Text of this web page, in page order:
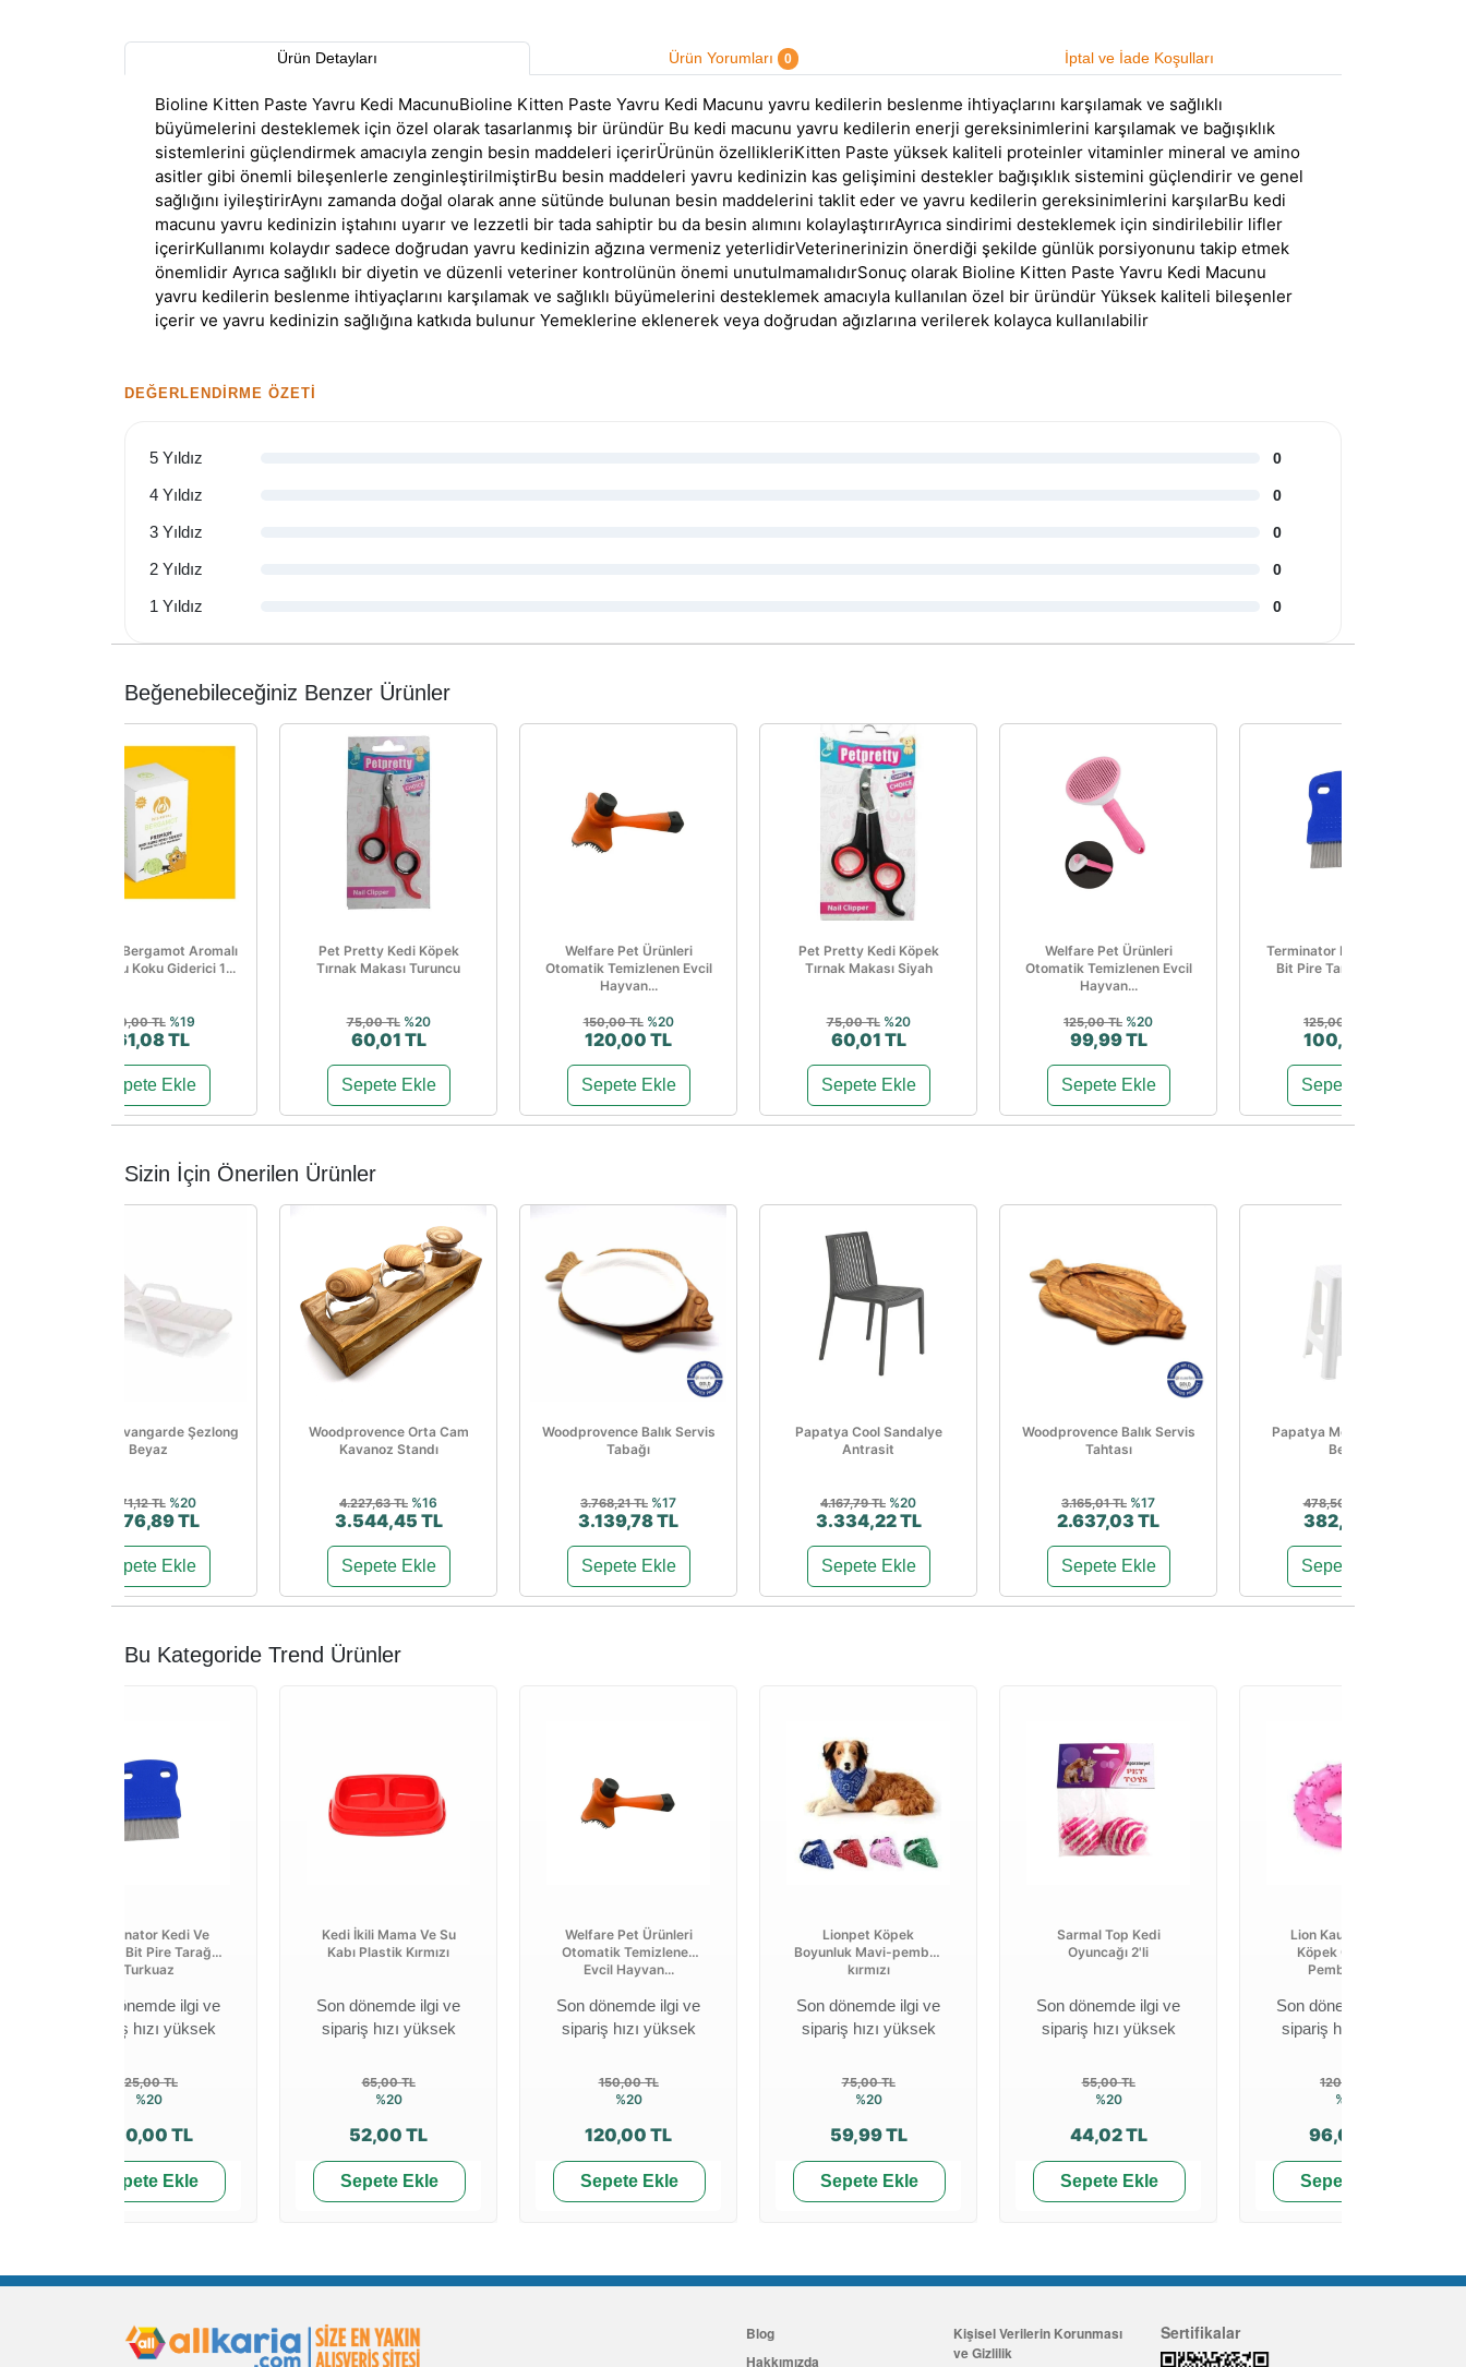
Ürün Detayları Ürün Yorumları 0 İptal ve İade Koşulları
Bioline Kitten Paste Yavru Kedi MacunuBioline Kitten Paste Yavru Kedi Macunu yavru kedilerin beslenme ihtiyaçlarını karşılamak ve sağlıklı
büyümelerini desteklemek için özel olarak tasarlanmış bir üründür Bu kedi macunu yavru kedilerin enerji gereksinimlerini karşılamak ve bağışıklık
sistemlerini güçlendirmek amacıyla zengin besin maddeleri içerirÜrünün özellikleriKitten Paste yüksek kaliteli proteinler vitaminler mineral ve amino
asitler gibi önemli bileşenlerle zenginleştirilmiştirBu besin maddeleri yavru kedinizin kas gelişimini destekler bağışıklık sistemini güçlendirir ve genel
sağlığını iyileştirirAynı zamanda doğal olarak anne sütünde bulunan besin maddelerini taklit eder ve yavru kedilerin gereksinimlerini karşılarBu kedi
macunu yavru kedinizin iştahını uyarır ve lezzetli bir tada sahiptir bu da besin alımını kolaylaştırırAyrıca sindirimi desteklemek için sindirilebilir lifler
içerirKullanımı kolaydır sadece doğrudan yavru kedinizin ağzına vermeniz yeterlidirVeterinerinizin önerdiği şekilde günlük porsiyonunu takip etmek
önemlidir Ayrıca sağlıklı bir diyetin ve düzenli veteriner kontrolünün önemi unutulmamalıdırSonuç olarak Bioline Kitten Paste Yavru Kedi Macunu
yavru kedilerin beslenme ihtiyaçlarını karşılamak ve sağlıklı büyümelerini desteklemek amacıyla kullanılan özel bir üründür Yüksek kaliteli bileşenler
içerir ve yavru kedinizin sağlığına katkıda bulunur Yemeklerine eklenerek veya doğrudan ağızlarına verilerek kolayca kullanılabilir
DEĞERLENDIRME ÖZETI
5 Yıldız 0
4 Yıldız 0
3 Yıldız 0
2 Yıldız 0
1 Yıldız 0
Beğenebileceğiniz Benzer Ürünler
Isis Royal Bergamot Aromalı
Kedi Kumu Koku Giderici 1...
200,00 TL %19
161,08 TL
Sepete Ekle
Pet Pretty Kedi Köpek
Tırnak Makası Turuncu
75,00 TL %20
60,01 TL
Sepete Ekle
Welfare Pet Ürünleri
Otomatik Temizlenen Evcil
Hayvan...
150,00 TL %20
120,00 TL
Sepete Ekle
Pet Pretty Kedi Köpek
Tırnak Makası Siyah
75,00 TL %20
60,01 TL
Sepete Ekle
Welfare Pet Ürünleri
Otomatik Temizlenen Evcil
Hayvan...
125,00 TL %20
99,99 TL
Sepete Ekle
Terminator Kedi Ve Köpek
Bit Pire Tarağı Turkuaz
125,00 TL
100,00 TL
Sepete Ekle
Sizin İçin Önerilen Ürünler
Papatya Avangarde Şezlong
Beyaz
3.471,12 TL %20
2.776,89 TL
Sepete Ekle
Woodprovence Orta Cam
Kavanoz Standı
4.227,63 TL %16
3.544,45 TL
Sepete Ekle
Woodprovence Balık Servis
Tabağı
3.768,21 TL %17
3.139,78 TL
Sepete Ekle
Papatya Cool Sandalye
Antrasit
4.167,79 TL %20
3.334,22 TL
Sepete Ekle
Woodprovence Balık Servis
Tahtası
3.165,01 TL %17
2.637,03 TL
Sepete Ekle
Papatya Mercan Tabure
Beyaz
478,50 TL
382,80 TL
Sepete Ekle
Bu Kategoride Trend Ürünler
Terminator Kedi Ve
Köpek Bit Pire Tarağı
Turkuaz
Son dönemde ilgi ve
sipariş hızı yüksek
125,00 TL
%20
100,00 TL
Sepete Ekle
Kedi İkili Mama Ve Su
Kabı Plastik Kırmızı
Son dönemde ilgi ve
sipariş hızı yüksek
65,00 TL
%20
52,00 TL
Sepete Ekle
Welfare Pet Ürünleri
Otomatik Temizlenen
Evcil Hayvan...
Son dönemde ilgi ve
sipariş hızı yüksek
150,00 TL
%20
120,00 TL
Sepete Ekle
Lionpet Köpek
Boyunluk Mavi-pembe-
kırmızı
Son dönemde ilgi ve
sipariş hızı yüksek
75,00 TL
%20
59,99 TL
Sepete Ekle
Sarmal Top Kedi
Oyuncağı 2'li
Son dönemde ilgi ve
sipariş hızı yüksek
55,00 TL
%20
44,02 TL
Sepete Ekle
Lion Kauçuk Halka
Köpek Oyuncağı
Pembe 7 Cm
Son dönemde ilgi ve
sipariş hızı yüksek
120,01 TL
%20
96,00 TL
Sepete Ekle
Blog
Hakkımızda
Kişisel Verilerin Korunması
ve Gizlilik
Sertifikalar